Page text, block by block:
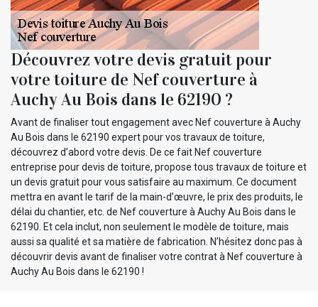
Découvrez votre devis gratuit pour
votre toiture de Nef couverture à
Auchy Au Bois dans le 62190 ?
Avant de finaliser tout engagement avec Nef couverture à Auchy
Au Bois dans le 62190 expert pour vos travaux de toiture,
découvrez d’abord votre devis. De ce fait Nef couverture
entreprise pour devis de toiture, propose tous travaux de toiture et
un devis gratuit pour vous satisfaire au maximum. Ce document
mettra en avant le tarif de la main-d’œuvre, le prix des produits, le
délai du chantier, etc. de Nef couverture à Auchy Au Bois dans le
62190. Et cela inclut, non seulement le modèle de toiture, mais
aussi sa qualité et sa matière de fabrication. N’hésitez donc pas à
découvrir devis avant de finaliser votre contrat à Nef couverture à
Auchy Au Bois dans le 62190 !